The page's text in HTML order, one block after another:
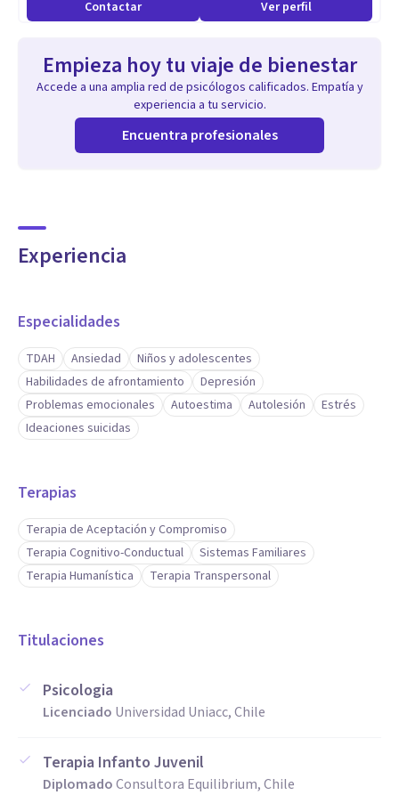
Diplomada en Terapia Adultos
Contactar Ver perfil
Empieza hoy tu viaje de bienestar
Accede a una amplia red de psicólogos calificados. Empatía y
experiencia a tu servicio.
Encuentra profesionales
Experiencia
Especialidades
TDAH Ansiedad
Niños y adolescentes
Habilidades de afrontamiento
Depresión
Problemas emocionales
Autoestima Autolesión
Estrés
Ideaciones suicidas
Terapias
Terapia de Aceptación y Compromiso
Terapia Cognitivo-Conductual
Sistemas Familiares
Terapia Humanística
Terapia Transpersonal
Titulaciones
Psicologia
Licenciado Universidad Uniacc, Chile
Terapia Infanto Juvenil
DiplomadoConsultora Equilibrium, Chile